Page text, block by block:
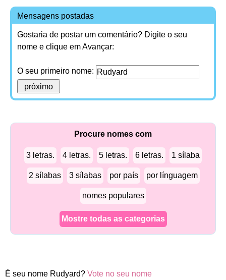
Mensagens postadas
Gostaria de postar um comentário? Digite o seu
nome e clique em Avançar:
O seu primeiro nome:
Procure nomes com
3 letras. 4 letras. 5 letras. 6 letras. 1 sílaba
2 sílabas 3 sílabas por país por línguagem
nomes populares
Mostre todas as categorias
É seu nome Rudyard? Vote no seu nome